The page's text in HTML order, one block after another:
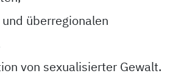
überregionalen
von sexualisierter Gewalt.